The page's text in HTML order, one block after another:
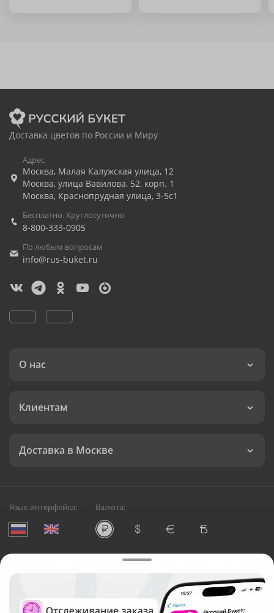
Доставка цветов по России и Миру
Адрес
Москва, Малая Калужская улица, 12
Москва, улица Вавилова, 52, корп. 1
Москва, Краснопрудная улица, 3-5с1
Бесплатно. Круглосуточно
8-800-333-0905
По любым вопросам
info@rus-buket.ru
О нас
Клиентам
Доставка в Москве
Язык интерфейса: Валюта:
Служба круглосуточной доставки цветов в Москве
Русский Букет, 2026
Общество с ограниченной ответственностью «Технология»
ОГРН: 1195476081745, ИНН: 5410081997